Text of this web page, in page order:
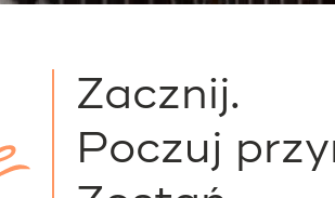
Zacznij.
Poczuj